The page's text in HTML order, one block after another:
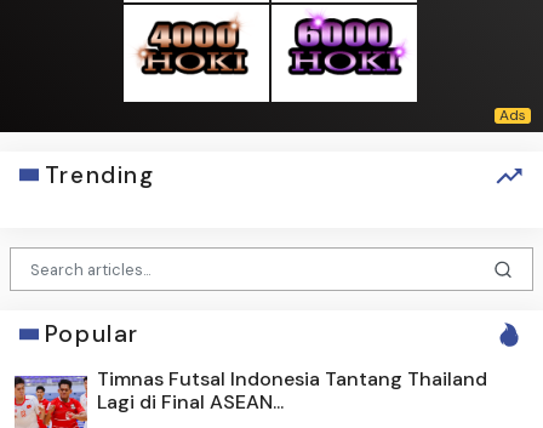
Trending
Popular
Timnas Futsal Indonesia Tantang Thailand
Lagi di Final ASEAN...